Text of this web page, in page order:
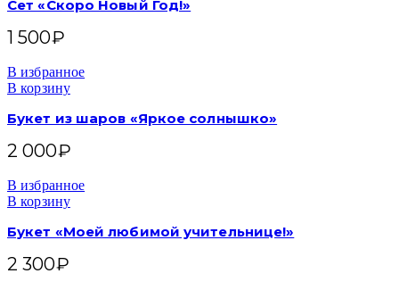
Сет «Скоро Новый Год!»
1 500₽
В избранное
В корзину
Букет из шаров «Яркое солнышко»
2 000₽
В избранное
В корзину
Букет «Моей любимой учительнице!»
2 300₽